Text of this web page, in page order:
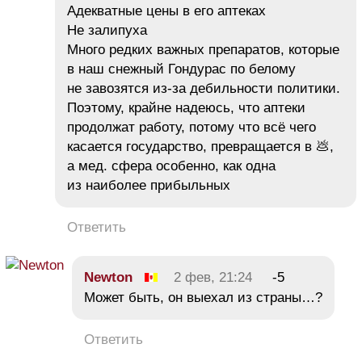
Адекватные цены в его аптеках
Не залипуха
Много редких важных препаратов, которые
в наш снежный Гондурас по белому
не завозятся из-за дебильности политики.
Поэтому, крайне надеюсь, что аптеки
продолжат работу, потому что всё чего
касается государство, превращается в 💩,
а мед. сфера особенно, как одна
из наиболее прибыльных
Ответить
Newton 2 фев, 21:24
-5
Может быть, он выехал из страны…?
Ответить